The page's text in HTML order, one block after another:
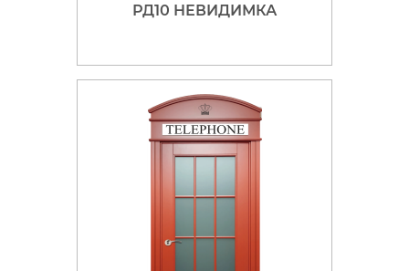
РД10 НЕВИДИМКА